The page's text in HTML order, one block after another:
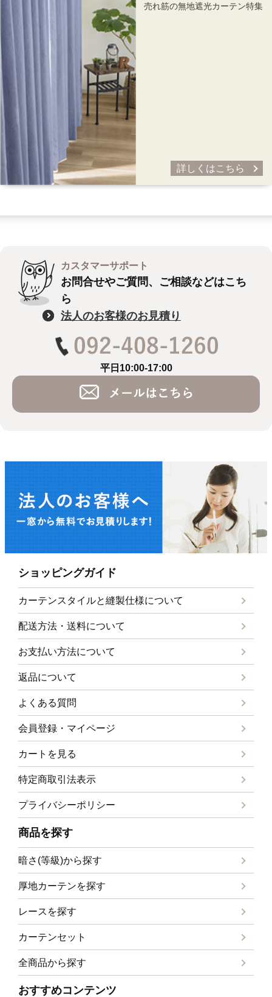
売れ筋の無地遮光カーテン特集
詳しくはこちら
カスタマーサポート
お問合せやご質問、ご相談などはこち
ら
法人のお客様のお見積り
平日10:00-17:00
ショッピングガイド
カーテンスタイルと縫製仕様について
配送方法・送料について
お支払い方法について
返品について
よくある質問
会員登録・マイページ
カートを見る
特定商取引法表示
プライバシーポリシー
商品を探す
暗さ(等級)から探す
厚地カーテンを探す
レースを探す
カーテンセット
全商品から探す
おすすめコンテンツ